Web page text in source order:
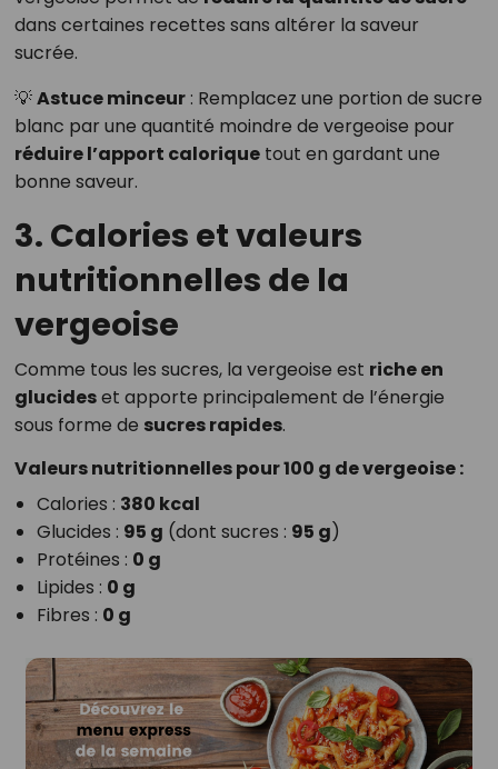
dans certaines recettes sans altérer la saveur
sucrée.
💡Astuce minceur: Remplacez une portion de sucre
blanc par une quantité moindre de vergeoise pour
réduire l’apport caloriquetout en gardant une
bonne saveur.
3. Calories et valeurs
nutritionnelles de la
vergeoise
Comme tous les sucres, la vergeoise est riche en
glucideset apporte principalement de l’énergie
sous forme de sucres rapides.
Valeurs nutritionnelles pour 100 g de vergeoise :
Calories : 380 kcal
Glucides : 95 g (dont sucres : 95 g)
Protéines : 0 g
Lipides : 0 g
Fibres : 0 g